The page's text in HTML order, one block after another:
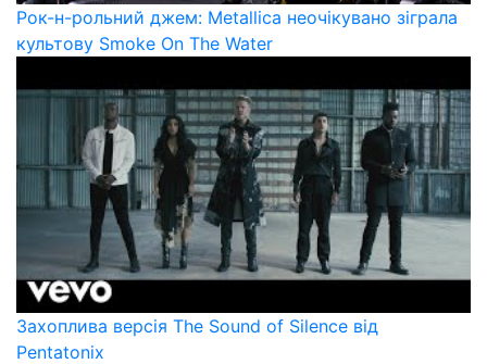
Рок-н-рольний джем: Metallica неочікувано зіграла
культову Smoke On The Water
Захоплива версія The Sound of Silence від
Pentatonix